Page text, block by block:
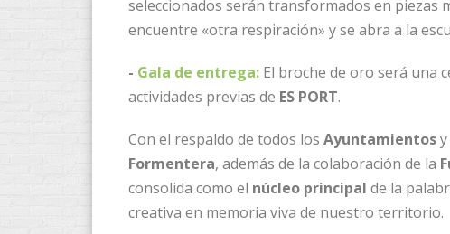
seleccionados serán transformados en piezas
encuentre «otra respiración» y se abra a la
​- Gala de entrega: El broche de oro será una
actividades previas de ES PORT.
​Con el respaldo de todos los Ayuntamientosy
Formentera, además de la colaboración de la
consolida como el núcleo principal de la
creativa en memoria viva de nuestro territorio.